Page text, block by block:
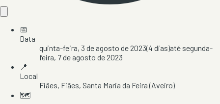
📅
Data
quinta-feira, 3 de agosto de 2023(4 dias)até segunda-
feira, 7 de agosto de 2023
📍
Local
Fiães, Fiães, Santa Maria da Feira(Aveiro)
🗺️